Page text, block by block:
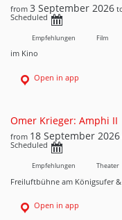
from 3 September 2026
Scheduled
Empfehlungen Film
im Kino
Open in app
Omer Krieger: Amphi II
from 18 September 2026
Scheduled
Empfehlungen Theater
Freiluftbühne am Königsufer
Open in app